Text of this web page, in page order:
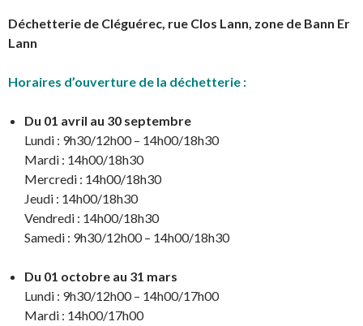
Déchetterie de Cléguérec, rue Clos Lann, zone de Bann Er
Lann
Horaires d’ouverture de la déchetterie :
Du 01 avril au 30 septembre
Lundi : 9h30/12h00 – 14h00/18h30
Mardi : 14h00/18h30
Mercredi : 14h00/18h30
Jeudi : 14h00/18h30
Vendredi : 14h00/18h30
Samedi : 9h30/12h00 – 14h00/18h30
Du 01 octobre au 31 mars
Lundi : 9h30/12h00 – 14h00/17h00
Mardi : 14h00/17h00